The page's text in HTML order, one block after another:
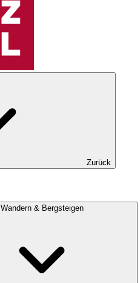
Zurück
Wandern & Bergsteigen